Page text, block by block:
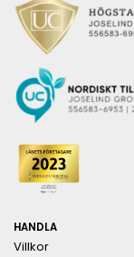
HANDLA
Villkor